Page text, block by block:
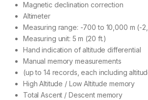
Magnetic declination correction
Altimeter
Measuring range: -700 to 10,000 m (-
Measuring unit: 5 m (20 ft.)
Hand indication of altitude differential
Manual memory measurements
(up to 14 records, each including
High Altitude / Low Altitude memory
Total Ascent / Descent memory